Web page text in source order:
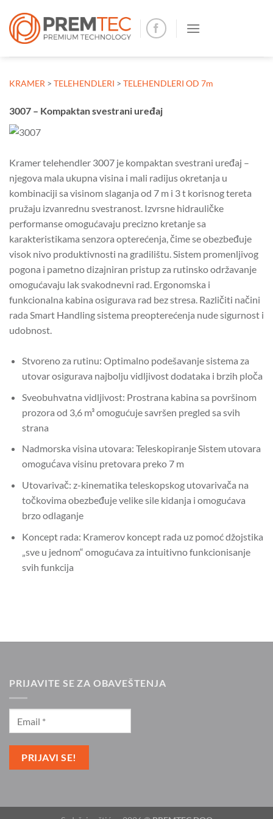
content
KRAMER > TELEHENDLERI > TELEHENDLERI OD 7m
3007 – Kompaktan svestrani uređaj
Kramer telehendler 3007 je kompaktan svestrani uređaj –
njegova mala ukupna visina i mali radijus okretanja u
kombinaciji sa visinom slaganja od 7 m i 3 t korisnog tereta
pružaju izvanrednu svestranost. Izvrsne hidrauličke
performanse omogućavaju precizno kretanje sa
karakteristikama senzora opterećenja, čime se obezbeđuje
visok nivo produktivnosti na gradilištu. Sistem promenljivog
pogona i pametno dizajniran pristup za rutinsko održavanje
omogućavaju lak svakodnevni rad. Ergonomska i
funkcionalna kabina osigurava rad bez stresa. Različiti načini
rada Smart Handling sistema preopterećenja nude sigurnost i
udobnost.
Stvoreno za rutinu: Optimalno podešavanje sistema za
utovar osigurava najbolju vidljivost dodataka i brzih ploča
Sveobuhvatna vidljivost: Prostrana kabina sa površinom
prozora od 3,6 m³ omogućuje savršen pregled sa svih
strana
Nadmorska visina utovara: Teleskopiranje Sistem utovara
omogućava visinu pretovara preko 7 m
Utovarivač: z-kinematika teleskopskog utovarivača na
točkovima obezbeđuje velike sile kidanja i omogućava
brzo odlaganje
Koncept rada: Kramerov koncept rada uz pomoć džojstika
„sve u jednom“ omogućava za intuitivno funkcionisanje
svih funkcija
PRIJAVITE SE ZA OBAVEŠTENJA